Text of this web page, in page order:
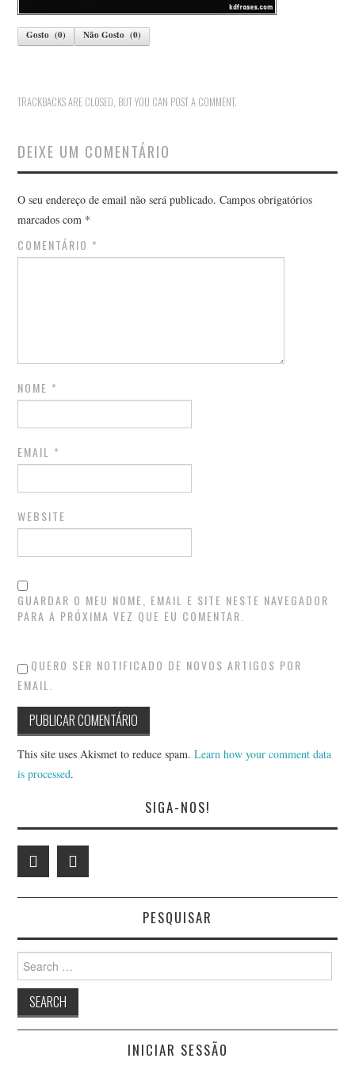
Gosto (0) Não Gosto (0)
TRACKBACKS ARE CLOSED, BUT YOU CAN POST A COMMENT.
DEIXE UM COMENTÁRIO
O seu endereço de email não será publicado. Campos obrigatórios
marcados com *
COMENTÁRIO *
NOME *
EMAIL *
WEBSITE
GUARDAR O MEU NOME, EMAIL E SITE NESTE NAVEGADOR
PARA A PRÓXIMA VEZ QUE EU COMENTAR.
QUERO SER NOTIFICADO DE NOVOS ARTIGOS POR
EMAIL.
This site uses Akismet to reduce spam.Learn how your comment data
is processed.
SIGA-NOS!
PESQUISAR
Search
for:
INICIAR SESSÃO